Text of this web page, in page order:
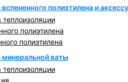
полиэтилена и
полиэтилена
полиэтилена
минеральной ваты